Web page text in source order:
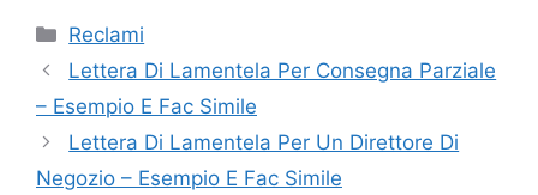
Categorie
Reclami
Lettera Di Lamentela Per Consegna Parziale
– Esempio E Fac Simile
Lettera Di Lamentela Per Un Direttore Di
Negozio – Esempio E Fac Simile